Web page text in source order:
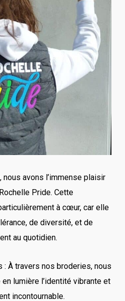
nous avons l’immense plaisir
Pride. Cette
à cœur, car elle
de diversité, et de
au quotidien.
: À travers nos broderies, nous
lumière l’identité vibrante et
incontournable.